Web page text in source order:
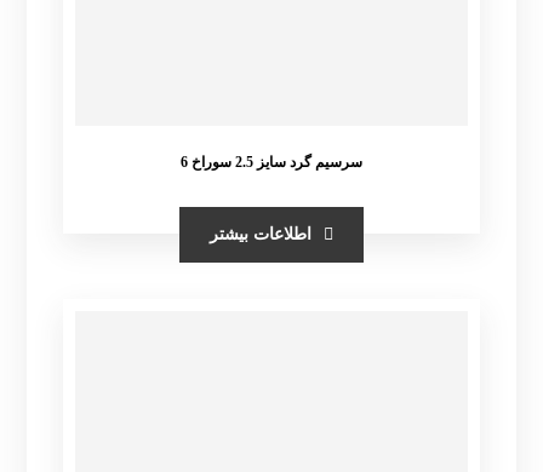
سرسیم گرد سایز 2.5 سوراخ 6
اطلاعات بیشتر